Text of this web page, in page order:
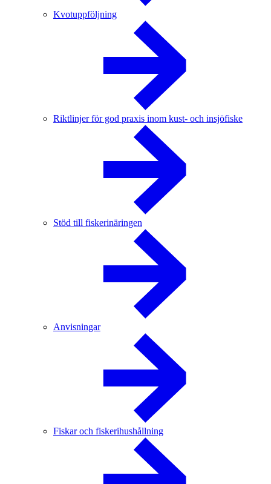
Kvotuppföljning
Riktlinjer för god praxis inom kust- och insjöfiske
Stöd till fiskerinäringen
Anvisningar
Fiskar och fiskerihushållning